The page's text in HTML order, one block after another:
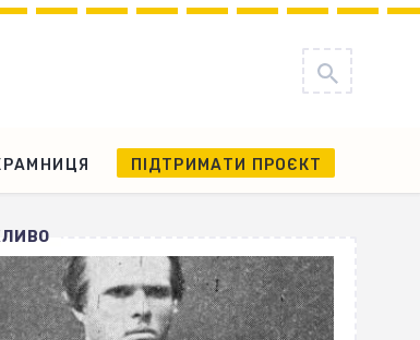
ПІДТРИМАТИ ПРОЄКТ